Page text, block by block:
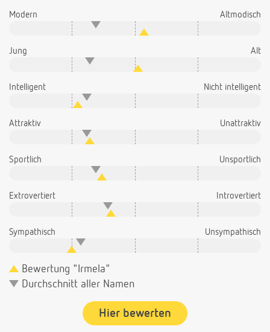
Modern Altmodisch
Jung Alt
Intelligent Nicht intelligent
Attraktiv Unattraktiv
Sportlich Unsportlich
Extrovertiert Introvertiert
Sympathisch Unsympathisch
Bewertung "Irmela"
Durchschnitt aller Namen
Hier bewerten